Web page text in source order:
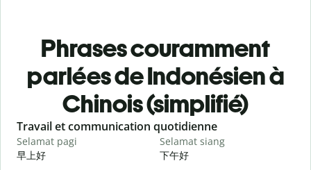
Phrases couramment
parlées de Indonésien à
Chinois (simplifié)
Slide 1 of 6
Travail et communication quotidienne
Selamat pagi
早上好
Selamat siang
下午好